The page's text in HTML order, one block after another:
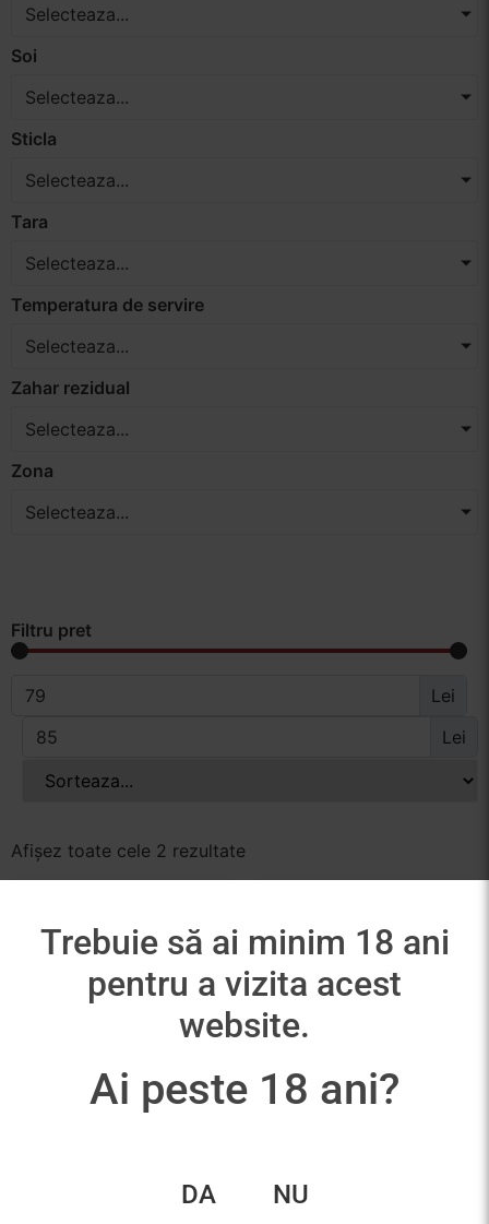
Selecteaza...
Soi
Selecteaza...
Sticla
Selecteaza...
Tara
Selecteaza...
Temperatura de servire
Selecteaza...
Zahar rezidual
Selecteaza...
Zona
Selecteaza...
Filtru pret
Lei
Lei
Afișez toate cele 2 rezultate
Avincis Negru de
Trebuie să ai minim 18 ani
pentru a vizita acest
website.
Ai peste 18 ani?
DA NU